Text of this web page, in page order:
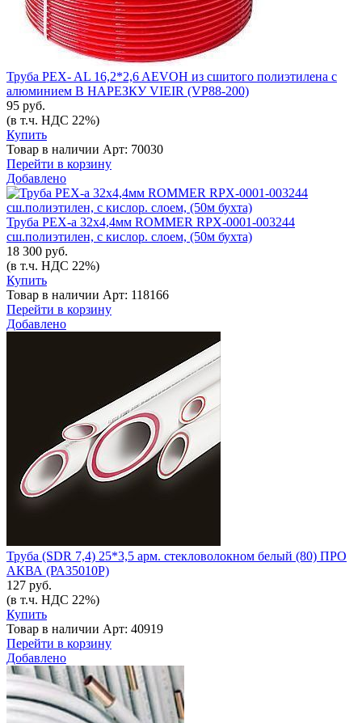
Труба PEX- AL 16,2*2,6 AEVOH из сшитого полиэтилена с
алюминием В НАРЕЗКУ VIEIR (VP88-200)
95 руб.
(в т.ч. НДС 22%)
Купить
Товар в наличии Арт: 70030
Перейти в корзину
Добавлено
Труба PEX-а 32х4,4мм ROMMER RPX-0001-003244
сш.полиэтилен, с кислор. слоем, (50м бухта)
18 300 руб.
(в т.ч. НДС 22%)
Купить
Товар в наличии Арт: 118166
Перейти в корзину
Добавлено
Труба (SDR 7,4) 25*3,5 арм. стекловолокном белый (80) ПРО
АКВА (РА35010Р)
127 руб.
(в т.ч. НДС 22%)
Купить
Товар в наличии Арт: 40919
Перейти в корзину
Добавлено